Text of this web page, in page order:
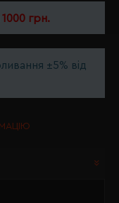
грн.
±5% від